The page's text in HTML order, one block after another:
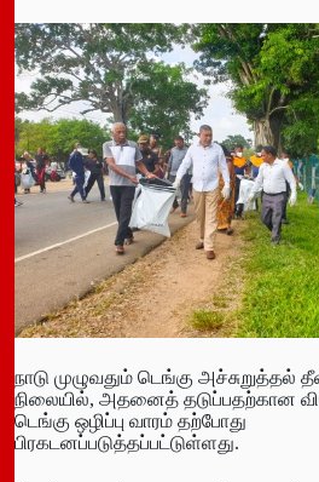
நாடு முழுவதும் டெங்கு அச்சுறுத்தல்
நிலையில், அதனைத் தடுப்பதற்கான
டெங்கு ஒழிப்பு வாரம் தற்போது
பிரகடனப்படுத்தப்பட்டுள்ளது.